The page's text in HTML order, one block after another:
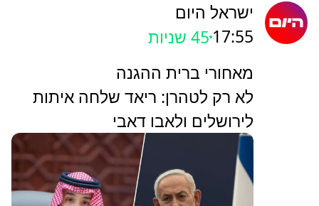
ישראל היום
17:55 46 שניות
מאחורי ברית ההגנה
לא רק לטהרן: ריאד שלחה איתות
לירושלים ולאבו דאבי